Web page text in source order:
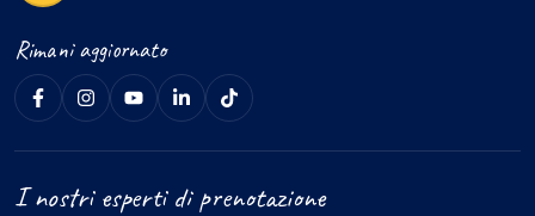
Rimani aggiornato
I nostri esperti di prenotazione